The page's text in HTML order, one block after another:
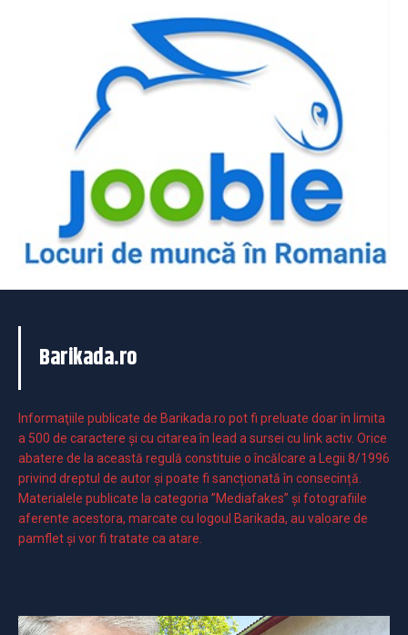
Barikada.ro
Informaţiile publicate de Barikada.ro pot fi preluate doar în limita
a 500 de caractere şi cu citarea în lead a sursei cu link activ. Orice
abatere de la această regulă constituie o încălcare a Legii 8/1996
privind dreptul de autor și poate fi sancționată în consecință.
Materialele publicate la categoria ”Mediafakes” și fotografiile
aferente acestora, marcate cu logoul Barikada, au valoare de
pamflet și vor fi tratate ca atare.